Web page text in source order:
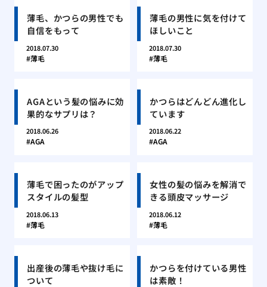
薄毛、かつらの男性でも
自信をもって
2018.07.30
薄毛
薄毛の男性に気を付けて
ほしいこと
2018.07.30
薄毛
AGAという髪の悩みに効
果的なサプリは？
2018.06.26
AGA
かつらはどんどん進化し
ています
2018.06.22
AGA
薄毛で困ったのがアップ
スタイルの髪型
2018.06.13
薄毛
女性の髪の悩みを解消で
きる頭皮マッサージ
2018.06.12
薄毛
出産後の薄毛や抜け毛に
ついて
かつらを付けている男性
は素敵！